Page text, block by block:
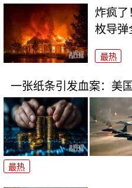
炸疯了
枚导弹
最热
一张纸条引发血案：美
最热